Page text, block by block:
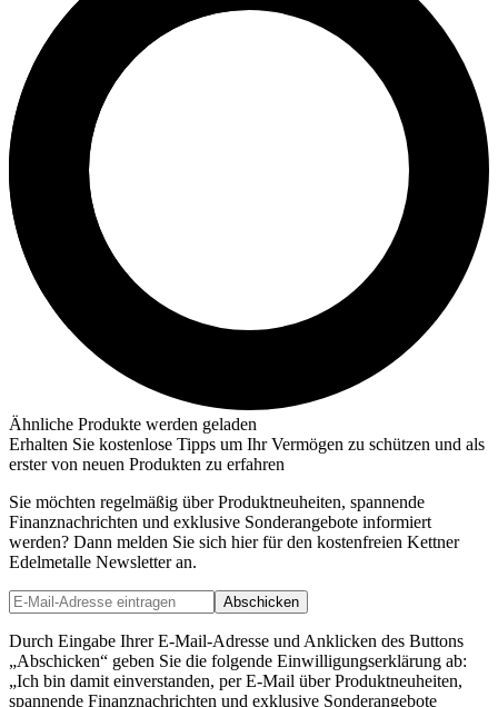
Ähnliche Produkte werden geladen
Erhalten Sie kostenlose Tipps um Ihr Vermögen zu schützen und als
erster von neuen Produkten zu erfahren
Sie möchten regelmäßig über Produktneuheiten, spannende
Finanznachrichten und exklusive Sonderangebote informiert
werden? Dann melden Sie sich hier für den kostenfreien Kettner
Edelmetalle Newsletter an.
Abschicken
Durch Eingabe Ihrer E-Mail-Adresse und Anklicken des Buttons
„Abschicken“ geben Sie die folgende Einwilligungserklärung ab:
„Ich bin damit einverstanden, per E-Mail über Produktneuheiten,
spannende Finanznachrichten und exklusive Sonderangebote